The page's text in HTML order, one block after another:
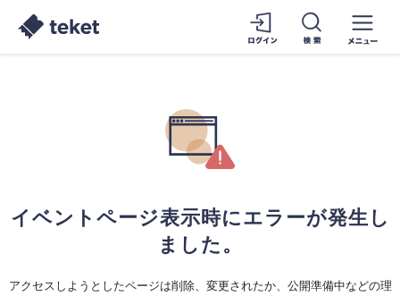
イベントページ表示時にエラーが発生し
ました。
アクセスしようとしたページは削除、変更されたか、公開準備中などの理